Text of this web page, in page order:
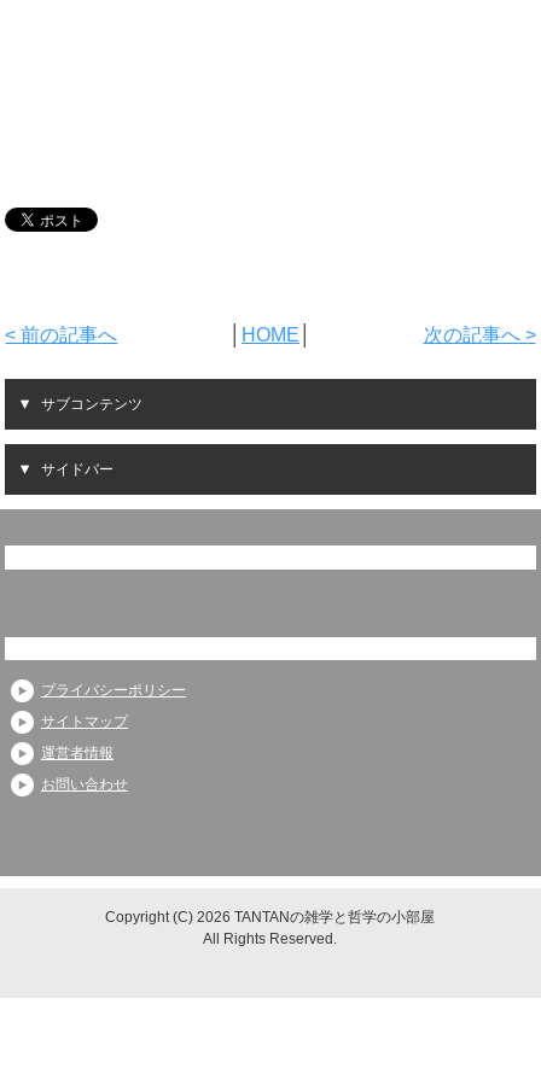
< 前の記事へ HOME 次の記事へ >
サブコンテンツ
サイドバー
プライバシーポリシー
サイトマップ
運営者情報
お問い合わせ
Copyright (C) 2026 TANTANの雑学と哲学の小部屋
All Rights Reserved.